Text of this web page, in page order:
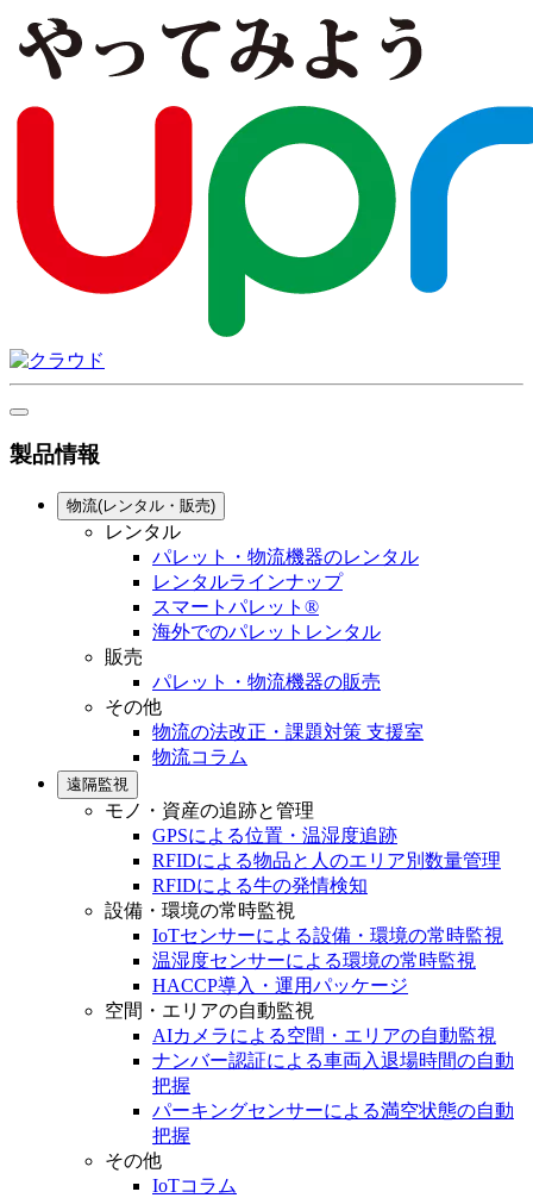
製品情報
物流(レンタル・販売)
レンタル
パレット・物流機器のレンタル
レンタルラインナップ
スマートパレット®
海外でのパレットレンタル
販売
パレット・物流機器の販売
その他
物流の法改正・課題対策 支援室
物流コラム
遠隔監視
モノ・資産の追跡と管理
GPSによる位置・温湿度追跡
RFIDによる物品と人のエリア別数量管理
RFIDによる牛の発情検知
設備・環境の常時監視
IoTセンサーによる設備・環境の常時監視
温湿度センサーによる環境の常時監視
HACCP導入・運用パッケージ
空間・エリアの自動監視
AIカメラによる空間・エリアの自動監視
ナンバー認証による車両入退場時間の自動
把握
パーキングセンサーによる満空状態の自動
把握
その他
IoTコラム